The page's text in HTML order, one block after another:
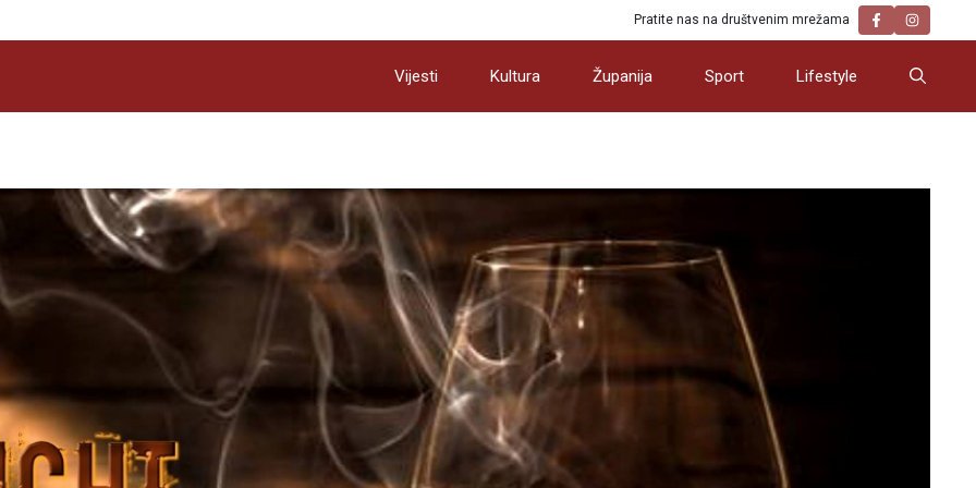
Pratite nas na društvenim mrežama
Vijesti Kultura Županija Sport Lifestyle